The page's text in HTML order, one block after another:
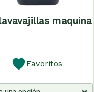
Favoritos